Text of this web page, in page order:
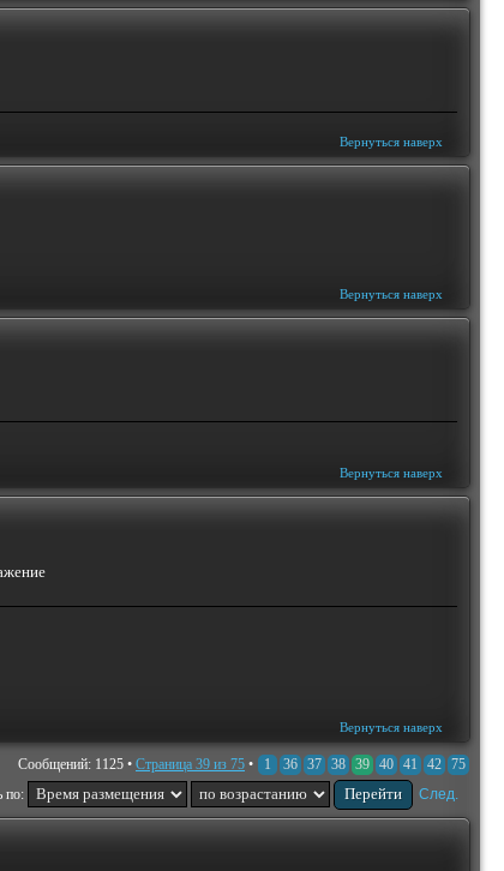
Вернуться наверх
Вернуться наверх
Вернуться наверх
Вернуться наверх
Сообщений: 1125 • Страница 39 из 75 • 1 36 37 38 39 40 41 42 75
След.
по: